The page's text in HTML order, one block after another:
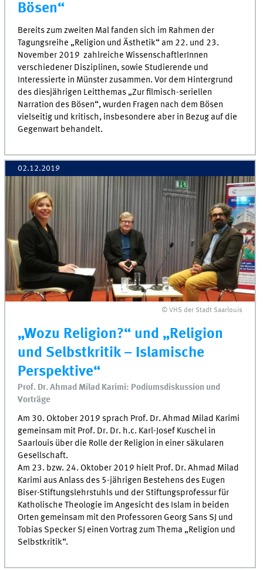
Bösen“
Bereits zum zweiten Mal fanden sich im Rahmen der
Tagungsreihe „Religion und Ästhetik“ am 22. und 23.
November 2019 zahlreiche WissenschaftlerInnen
verschiedener Disziplinen, sowie Studierende und
Interessierte in Münster zusammen. Vor dem Hintergrund
des diesjährigen Leitthemas „Zur filmisch-seriellen
Narration des Bösen“, wurden Fragen nach dem Bösen
vielseitig und kritisch, insbesondere aber in Bezug auf die
Gegenwart behandelt.
02.12.2019
© VHS der Stadt Saarlouis
„Wozu Religion?“ und „Religion
und Selbstkritik – Islamische
Perspektive“
Prof. Dr. Ahmad Milad Karimi: Podiumsdiskussion und
Vorträge
Am 30. Oktober 2019 sprach Prof. Dr. Ahmad Milad Karimi
gemeinsam mit Prof. Dr. Dr. h.c. Karl-Josef Kuschel in
Saarlouis über die Rolle der Religion in einer säkularen
Gesellschaft.
Am 23. bzw. 24. Oktober 2019 hielt Prof. Dr. Ahmad Milad
Karimi aus Anlass des 5-jährigen Bestehens des Eugen
Biser-Stiftungslehrstuhls und der Stiftungsprofessur für
Katholische Theologie im Angesicht des Islam in beiden
Orten gemeinsam mit den Professoren Georg Sans SJ und
Tobias Specker SJ einen Vortrag zum Thema „Religion und
Selbstkritik“.